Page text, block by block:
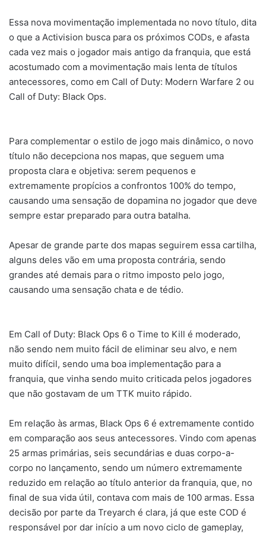
Essa nova movimentação implementada no novo título, dita
o que a Activision busca para os próximos CODs, e afasta
cada vez mais o jogador mais antigo da franquia, que está
acostumado com a movimentação mais lenta de títulos
antecessores, como em Call of Duty: Modern Warfare 2 ou
Call of Duty: Black Ops.
Para complementar o estilo de jogo mais dinâmico, o novo
título não decepciona nos mapas, que seguem uma
proposta clara e objetiva: serem pequenos e
extremamente propícios a confrontos 100% do tempo,
causando uma sensação de dopamina no jogador que deve
sempre estar preparado para outra batalha.
Apesar de grande parte dos mapas seguirem essa cartilha,
alguns deles vão em uma proposta contrária, sendo
grandes até demais para o ritmo imposto pelo jogo,
causando uma sensação chata e de tédio.
Em Call of Duty: Black Ops 6 o Time to Kill é moderado,
não sendo nem muito fácil de eliminar seu alvo, e nem
muito difícil, sendo uma boa implementação para a
franquia, que vinha sendo muito criticada pelos jogadores
que não gostavam de um TTK muito rápido.
Em relação às armas, Black Ops 6 é extremamente contido
em comparação aos seus antecessores. Vindo com apenas
25 armas primárias, seis secundárias e duas corpo-a-
corpo no lançamento, sendo um número extremamente
reduzido em relação ao título anterior da franquia, que, no
final de sua vida útil, contava com mais de 100 armas. Essa
decisão por parte da Treyarch é clara, já que este COD é
responsável por dar início a um novo ciclo de gameplay,